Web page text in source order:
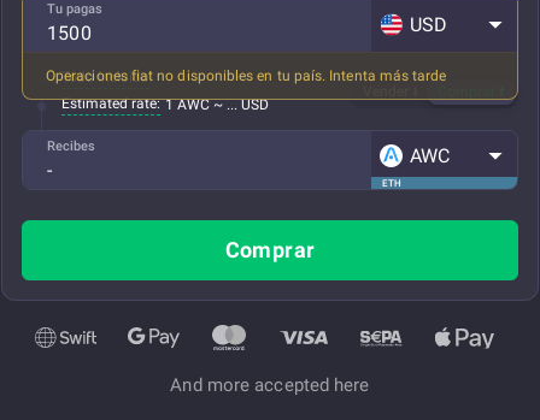
Tu pagas
USD
Operaciones fiat no disponibles en tu país. Intenta más tarde
Todo incluido
Estimated rate: 1 AWC ~ ... USD
Recibes
ETH
AWC
Comprar
And more accepted here